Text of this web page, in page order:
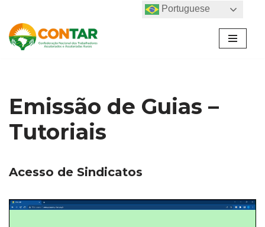
Pular
para
Emissão de Guias –
Tutoriais
Acesso de Sindicatos
Portuguese